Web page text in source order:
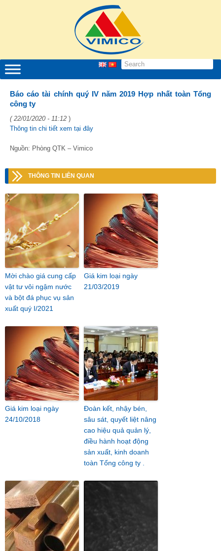
Báo cáo tài chính quý IV năm 2019 Hợp nhất toàn Tổng
công ty
( 22/01/2020 - 11:12 )
Thông tin chi tiết xem tại đây
Nguồn: Phòng QTK – Vimico
THÔNG TIN LIÊN QUAN
Mời chào giá cung cấp
vật tư vôi ngậm nước
và bột đá phục vụ sản
xuất quý I/2021
Giá kim loại ngày
21/03/2019
Giá kim loại ngày
24/10/2018
Đoàn kết, nhậy bén,
sâu sát, quyết liệt nâng
cao hiệu quả quản lý,
điều hành hoạt động
sản xuất, kinh doanh
toàn Tổng công ty .